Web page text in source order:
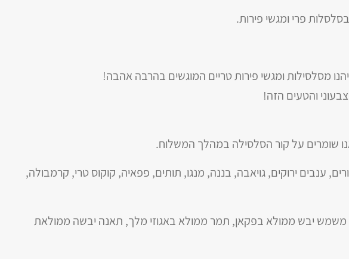
פרי ומגשי פירות.
מסלסילות ומגשי פירות טריים המוגשים בהרבה אהבה!
והטעים הזה!
שומרים על קור הסלסילה במהלך המשלוח.
ענבים ירוקים, גויאבה, בננה, מנגו, תותים, פפאיה, קוקוס טרי, קרמבולה,
– משמש יבש ממולא בפקאן, תמר ממולא באגוזי מלך, תאנה יבשה ממולאת